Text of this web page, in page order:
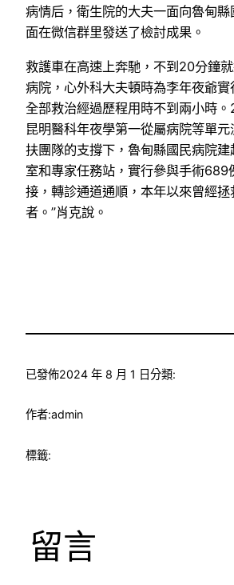
病情后，衛生院的大夫一面向魯甸
面在微信群里發送了檢討成果。
救護車在高速上奔馳，不到20分鐘
病院，心外科大夫頓時為李年夜爺實
全部救治經過歷程用時不到兩小時
昆明醫科年夜學第一從屬病院等單元
扶團隊的支撐下，魯甸縣國民病院
室和專家任務站，實行參與手術689
接，轉診通道通順，本年以來曾經
者。”肖克說。
已發佈2024 年 8 月 1 日分類:
作者:admin
標籤:
留言